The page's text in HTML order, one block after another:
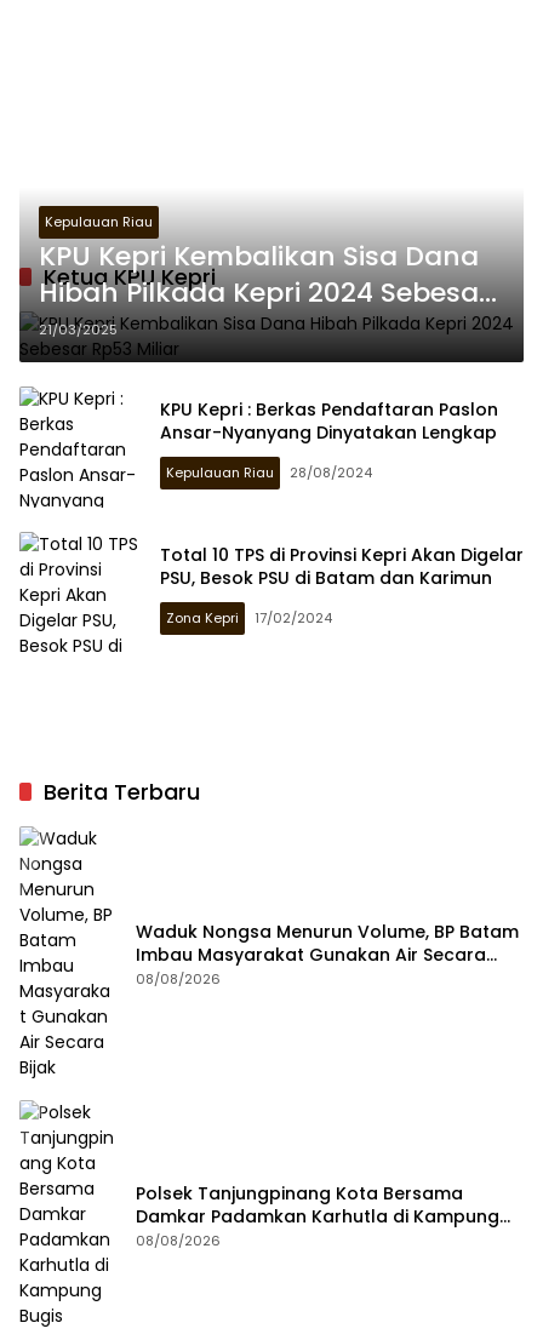
Ketua KPU Kepri
Kepulauan Riau
KPU Kepri Kembalikan Sisa Dana
Hibah Pilkada Kepri 2024 Sebesar
Rp53 Miliar
21/03/2025
KPU Kepri : Berkas Pendaftaran Paslon
Ansar-Nyanyang Dinyatakan Lengkap
Kepulauan Riau 28/08/2024
Total 10 TPS di Provinsi Kepri Akan Digelar
PSU, Besok PSU di Batam dan Karimun
Zona Kepri 17/02/2024
Berita Terbaru
Waduk Nongsa Menurun Volume, BP Batam
Imbau Masyarakat Gunakan Air Secara
Bijak
08/08/2026
Polsek Tanjungpinang Kota Bersama
Damkar Padamkan Karhutla di Kampung
Bugis
08/08/2026